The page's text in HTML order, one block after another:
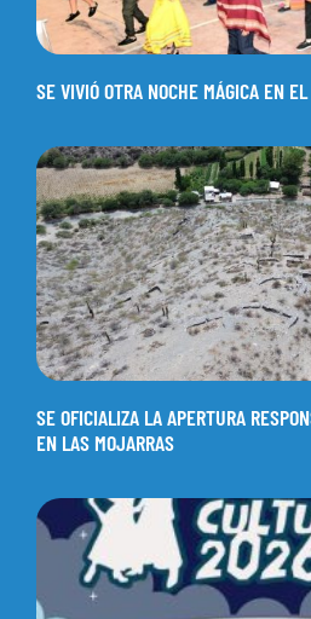
SE VIVIÓ OTRA NOCHE MÁGICA EN
SE OFICIALIZA LA APERTURA
EN LAS MOJARRAS